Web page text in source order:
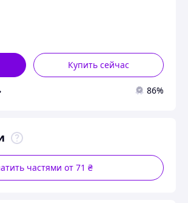
Купить сейчас
86%
частями от 71 ₴